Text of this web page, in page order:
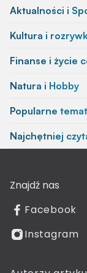
Aktualności i
Kultura i
Finanse i życie
Natura i Hobby
Popularne
Najchętniej
Znajdź nas
Facebook
Instagram